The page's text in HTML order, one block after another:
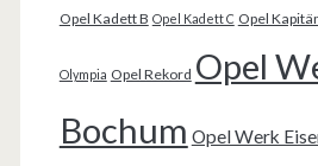
Opel Kadett B Opel Kadett C Opel
Olympia Opel Rekord Opel
Bochum Opel Werk